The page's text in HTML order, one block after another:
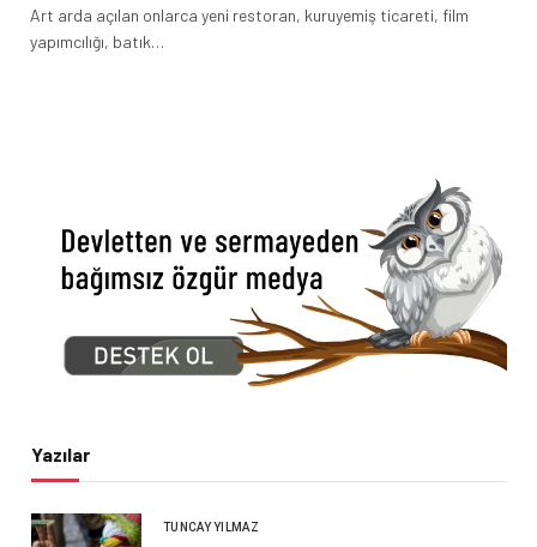
Art arda açılan onlarca yeni restoran, kuruyemiş ticareti, film
yapımcılığı, batık…
Yazılar
TUNCAY YILMAZ